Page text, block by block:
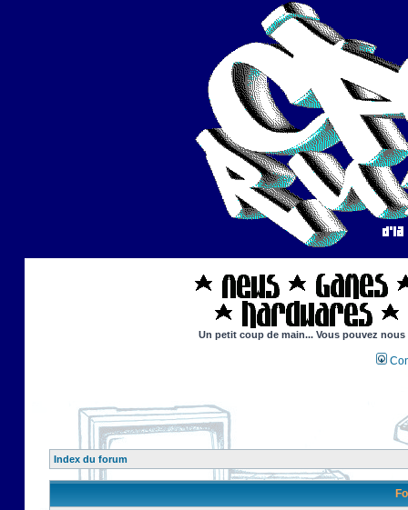
Un petit coup de main... Vous pouvez
Index du forum